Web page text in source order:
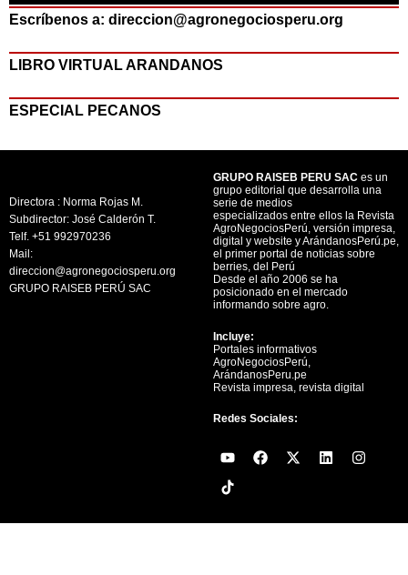
Escríbenos a: direccion@agronegociosperu.org
LIBRO VIRTUAL ARANDANOS
ESPECIAL PECANOS
Directora : Norma Rojas M.
Subdirector: José Calderón T.
Telf. +51 992970236
Mail:
direccion@agronegociosperu.org
GRUPO RAISEB PERÚ SAC
GRUPO RAISEB PERU SAC es un
grupo editorial que desarrolla una
serie de medios
especializados entre ellos la Revista
AgroNegociosPerú, versión impresa,
digital y website y ArándanosPerú.pe,
el primer portal de noticias sobre
berries, del Perú
Desde el año 2006 se ha
posicionado en el mercado
informando sobre agro.
Incluye:
Portales informativos
AgroNegociosPerú,
ArándanosPeru.pe
Revista impresa, revista digital
Redes Sociales:
Y
o
u
t
b
F
a
o
X
-
t
L
i
d
I
n
g